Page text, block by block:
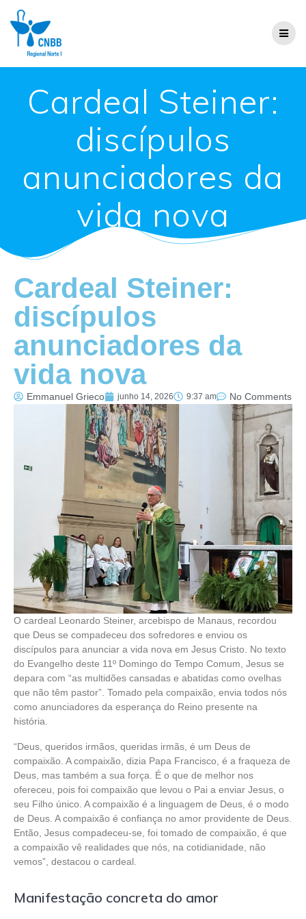
Cardeal Steiner:
discípulos
anunciadores da
vida nova
Cardeal Steiner:
discípulos
anunciadores da
vida nova
Emmanuel Grieco junho 14, 2026 9:37 am No Comments
O cardeal Leonardo Steiner, arcebispo de Manaus, recordou
que Deus se compadeceu dos sofredores e enviou os
discípulos para anunciar a vida nova em Jesus Cristo. No texto
do Evangelho deste 11º Domingo do Tempo Comum, Jesus se
depara com “as multidões cansadas e abatidas como ovelhas
que não têm pastor”. Tomado pela compaixão, envia todos nós
como anunciadores da esperança do Reino presente na
história.
“Deus, queridos irmãos, queridas irmãs, é um Deus de
compaixão. A compaixão, dizia Papa Francisco, é a fraqueza de
Deus, mas também a sua força. É o que de melhor nos
ofereceu, pois foi compaixão que levou o Pai a enviar Jesus, o
seu Filho único. A compaixão é a linguagem de Deus, é o modo
de Deus. A compaixão é confiança no amor providente de Deus.
Então, Jesus compadeceu-se, foi tomado de compaixão, é que
a compaixão vê realidades que nós, na cotidianidade, não
vemos”, destacou o cardeal.
Manifestação concreta do amor